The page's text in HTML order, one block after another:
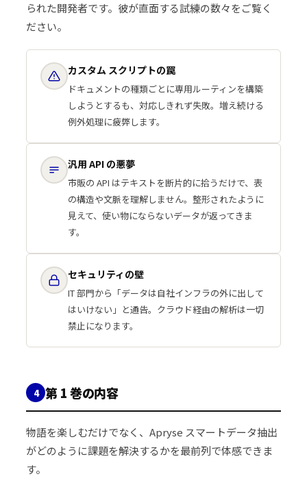
られた開発者です。彼が直面する試練の数々をご覧く
ださい。
カスタム スクリプトの罠
ドキュメントの種類ごとに専用ルーティンを構築
しようとするも、対応しきれず失敗。増え続ける
例外処理に疲弊します。
汎用 API の悪夢
市販の API はテキストを断片的に拾うだけで、表
の構造や文脈を理解しません。整形されたように
見えて、使い物にならないデータが返ってきま
す。
セキュリティの壁
IT 部門から「データは自社インフラの外に出して
はいけない」と通告。クラウド経由の解析は一切
禁止になります。
4 第 1 巻の内容
物語を楽しむだけでなく、Apryse スマートデータ抽出
がどのように課題を解決するかを最前列で体感できま
す。